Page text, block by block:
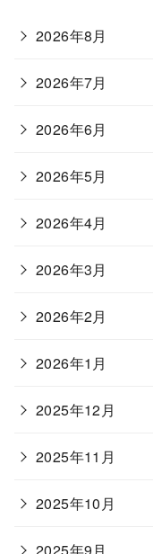
2026年8月
2026年7月
2026年6月
2026年5月
2026年4月
2026年3月
2026年2月
2026年1月
2025年12月
2025年11月
2025年10月
2025年9月